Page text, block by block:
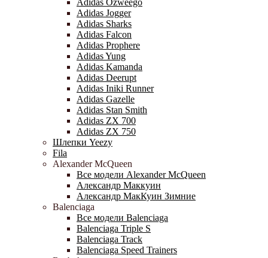
Adidas Ozweego
Adidas Jogger
Adidas Sharks
Adidas Falcon
Adidas Prophere
Adidas Yung
Adidas Kamanda
Adidas Deerupt
Adidas Iniki Runner
Adidas Gazelle
Adidas Stan Smith
Adidas ZX 700
Adidas ZX 750
Шлепки Yeezy
Fila
Alexander McQueen
Все модели Alexander McQueen
Александр Маккуин
Александр МакКуин Зимние
Balenciaga
Все модели Balenciaga
Balenciaga Triple S
Balenciaga Track
Balenciaga Speed Trainers